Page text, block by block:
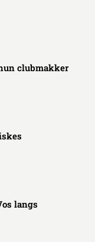
clubmakker
langs